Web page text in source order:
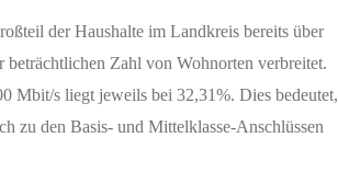
der Haushalte im Landkreis bereits über
Zahl von Wohnorten verbreitet.
Mbit/s liegt jeweils bei 32,31%. Dies bedeutet,
zu den Basis- und Mittelklasse-Anschlüssen